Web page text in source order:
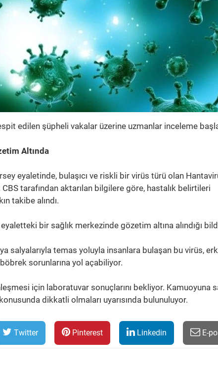
edilen şüpheli vakalar üzerine uzmanlar inceleme
Altında
eyaletinde, bulaşıcı ve riskli bir virüs türü olan
tarafından aktarılan bilgilere göre, hastalık belirtileri
takibe alındı.
bir sağlık merkezinde gözetim altına alındığı
salyalarıyla temas yoluyla insanlara bulaşan bu virüs,
sorunlarına yol açabiliyor.
için laboratuvar sonuçlarını bekliyor. Kamuoyuna
dikkatli olmaları uyarısında bulunuluyor.
Twitter Pinterest Linkedin E-